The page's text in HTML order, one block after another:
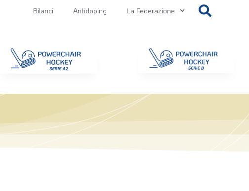
Bilanci Antidoping La Federazione